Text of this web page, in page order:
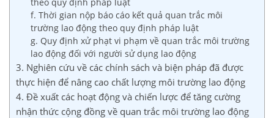
f. Thời gian nộp báo cáo kết quả quan trắc môi
trường lao động theo quy định pháp luật
g. Quy định xử phạt vi phạm về quan trắc môi trường
lao động đối với người sử dụng lao động
3. Nghiên cứu về các chính sách và biện pháp đã được
thực hiện để nâng cao chất lượng môi trường lao động
4. Đề xuất các hoạt động và chiến lược để tăng cường
nhận thức cộng đồng về quan trắc môi trường lao động